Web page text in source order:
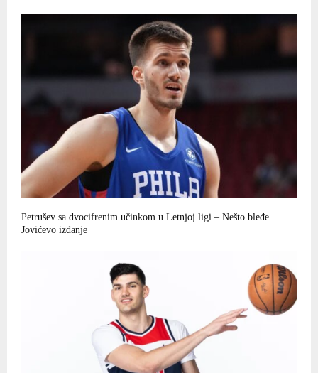
Petrušev sa dvocifrenim učinkom u Letnjoj ligi – Nešto bleđe
Jovićevo izdanje